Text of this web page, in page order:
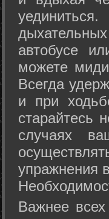
автобусе
можете
Всегда
и при
старайтесь
случаях
упражнения
Важнее